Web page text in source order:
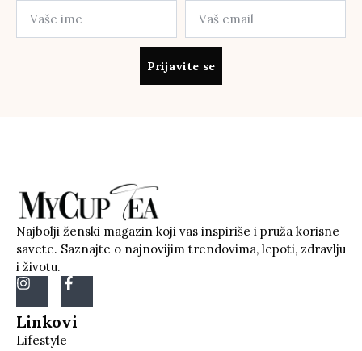
Prijavite se
Najbolji ženski magazin koji vas inspiriše i pruža korisne
savete. Saznajte o najnovijim trendovima, lepoti, zdravlju
i životu.
Linkovi
Lifestyle